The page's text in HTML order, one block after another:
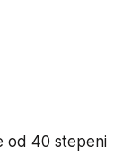
od 40 stepeni